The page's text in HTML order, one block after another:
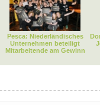
Pesca: Niederländisches
Unternehmen beteiligt
Mitarbeitende am Gewinn